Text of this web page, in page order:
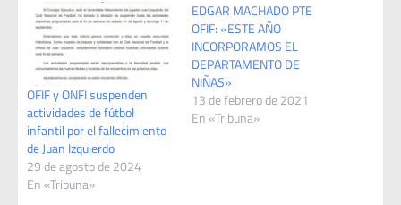
OFIF y ONFI suspenden
actividades de fútbol
infantil por el fallecimiento
de Juan Izquierdo
29 de agosto de 2024
En «Tribuna»
EDGAR MACHADO PTE
OFIF: «ESTE AÑO
INCORPORAMOS EL
DEPARTAMENTO DE
NIÑAS»
13 de febrero de 2021
En «Tribuna»